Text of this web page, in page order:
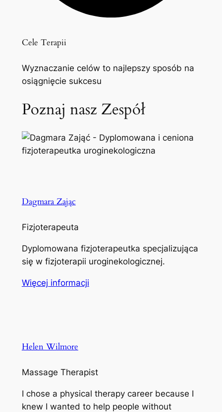
Cele Terapii
Wyznaczanie celów to najlepszy sposób na
osiągnięcie sukcesu
Poznaj nasz Zespół
Dagmara Zając
Fizjoterapeuta
Dyplomowana fizjoterapeutka specjalizująca
się w fizjoterapii uroginekologicznej.
Więcej informacji
Helen Wilmore
Massage Therapist
I chose a physical therapy career because I
knew I wanted to help people without